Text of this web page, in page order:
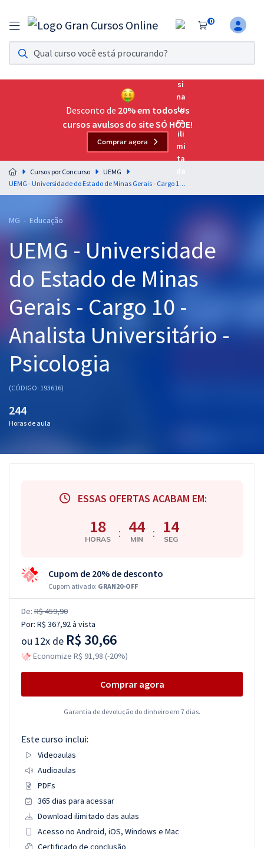
0
Assinatura Ilimitada 11
Acesso a todos os cursos. Teste grátis por 7 dias!
Assinatura OAB Até Passar
Acesso ilimitado a toda preparação para o Exame da
Residências Multiprofissionais
Preparação completa e intensiva para as principais
residências em saúde do Brasil
Cursos 20% OFF
Pós
Graduação
OAB
Mentorias
Questões grátis
Conteúdo gratuito
Aprovados
Desconto de 20% em todos os
cursos avulsos do site SÓ HOJE!
Comprar agora
Cursos por Concurso
UEMG
UEMG - Universidade do Estado de Minas Gerais - Cargo 10 - Analista Universitário - Psicologia
MG - Educação
UEMG - Universidade
do Estado de Minas
Gerais - Cargo 10 -
Analista Universitário -
Psicologia
(CÓDIGO: 193616)
244
Horas de aula
ESSAS OFERTAS ACABAM EM:
18
HORAS : 44
MIN : 13
SEG
Cupom de 20% de desconto
Cupom ativado: GRAN20-OFF
De: R$ 459,90
Por: R$ 367,92à vista
ou 12x de R$ 30,66
Economize R$ 91,98 (-20%)
Comprar agora
Garantia de devolução do dinheiro em 7 dias.
Este curso inclui:
Videoaulas
Audioaulas
PDFs
365 dias para acessar
Download ilimitado das aulas
Acesso no Android, iOS, Windows e Mac
Certificado de conclusão